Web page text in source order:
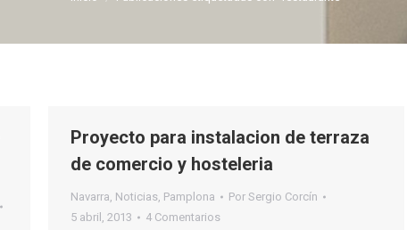
Proyecto para instalacion de terraza
de comercio y hosteleria
Navarra, Noticias, Pamplona Por Sergio Corcín
5 abril, 2013
4 Comentarios